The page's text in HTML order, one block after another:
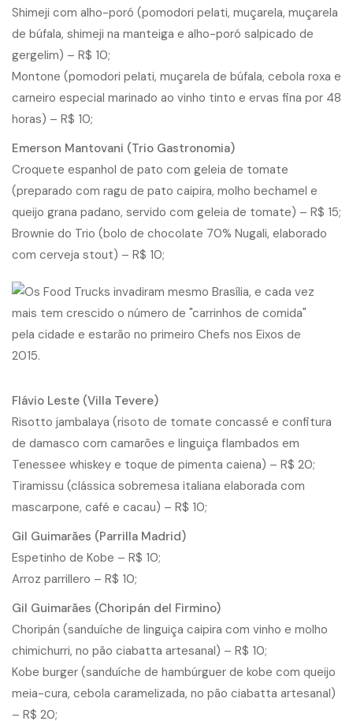
Shimeji com alho-poró (pomodori pelati, muçarela, muçarela
de búfala, shimeji na manteiga e alho-poró salpicado de
gergelim) – R$ 10;
Montone (pomodori pelati, muçarela de búfala, cebola roxa e
carneiro especial marinado ao vinho tinto e ervas fina por 48
horas) – R$ 10;
Emerson Mantovani (Trio Gastronomia)
Croquete espanhol de pato com geleia de tomate
(preparado com ragu de pato caipira, molho bechamel e
queijo grana padano, servido com geleia de tomate) – R$ 15;
Brownie do Trio (bolo de chocolate 70% Nugali, elaborado
com cerveja stout) – R$ 10;
Flávio Leste (Villa Tevere)
Risotto jambalaya (risoto de tomate concassé e confitura
de damasco com camarões e linguiça flambados em
Tenessee whiskey e toque de pimenta caiena) – R$ 20;
Tiramissu (clássica sobremesa italiana elaborada com
mascarpone, café e cacau) – R$ 10;
Gil Guimarães (Parrilla Madrid)
Espetinho de Kobe – R$ 10;
Arroz parrillero – R$ 10;
Gil Guimarães (Choripán del Firmino)
Choripán (sanduíche de linguiça caipira com vinho e molho
chimichurri, no pão ciabatta artesanal) – R$ 10;
Kobe burger (sanduíche de hambúrguer de kobe com queijo
meia-cura, cebola caramelizada, no pão ciabatta artesanal)
– R$ 20;